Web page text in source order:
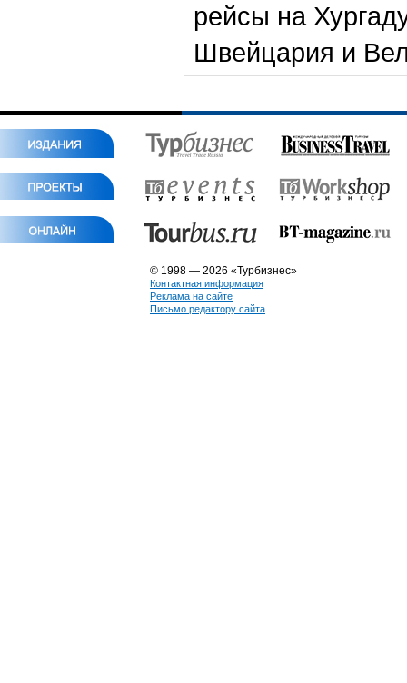
рейсы на
Швейцария и
© 1998 — 2026 «Турбизнес»
Контактная информация
Реклама на сайте
Письмо редактору сайта